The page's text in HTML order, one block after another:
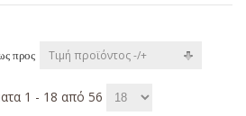
προς Τιμή προϊόντος -/+
1 - 18 από 56